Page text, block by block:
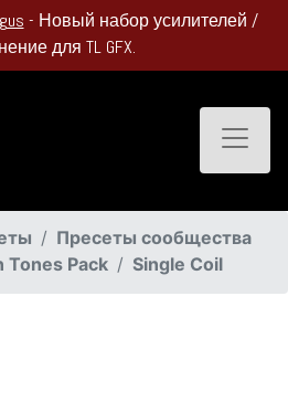
- Новый набор усилителей /
для TL GFX.
Пресеты сообщества
Tones Pack Single Coil